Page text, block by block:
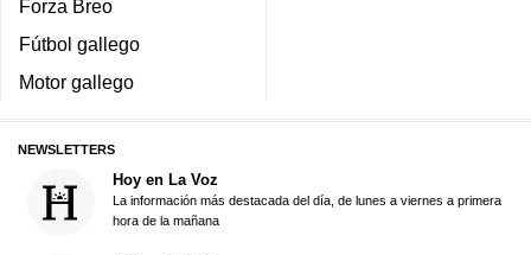
Forza Breo
Fútbol gallego
Motor gallego
NEWSLETTERS
Hoy en La Voz
La información más destacada del día, de lunes a viernes a primera
hora de la mañana